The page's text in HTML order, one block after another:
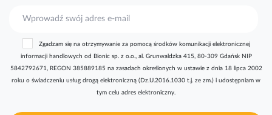
r
y
Zgadzam się na otrzymywanie za pomocą środków komunikacji elektronicznej
informacji handlowych od Bionic sp. z o.o., al. Grunwaldzka 415, 80-309 Gdańsk NIP
5842792671, REGON 385889185 na zasadach określonych w ustawie z dnia 18 lipca 2002
roku o świadczeniu usług drogą elektroniczną (Dz.U.2016.1030 t.j. ze zm.) i udostępniam w
tym celu adres elektroniczny.